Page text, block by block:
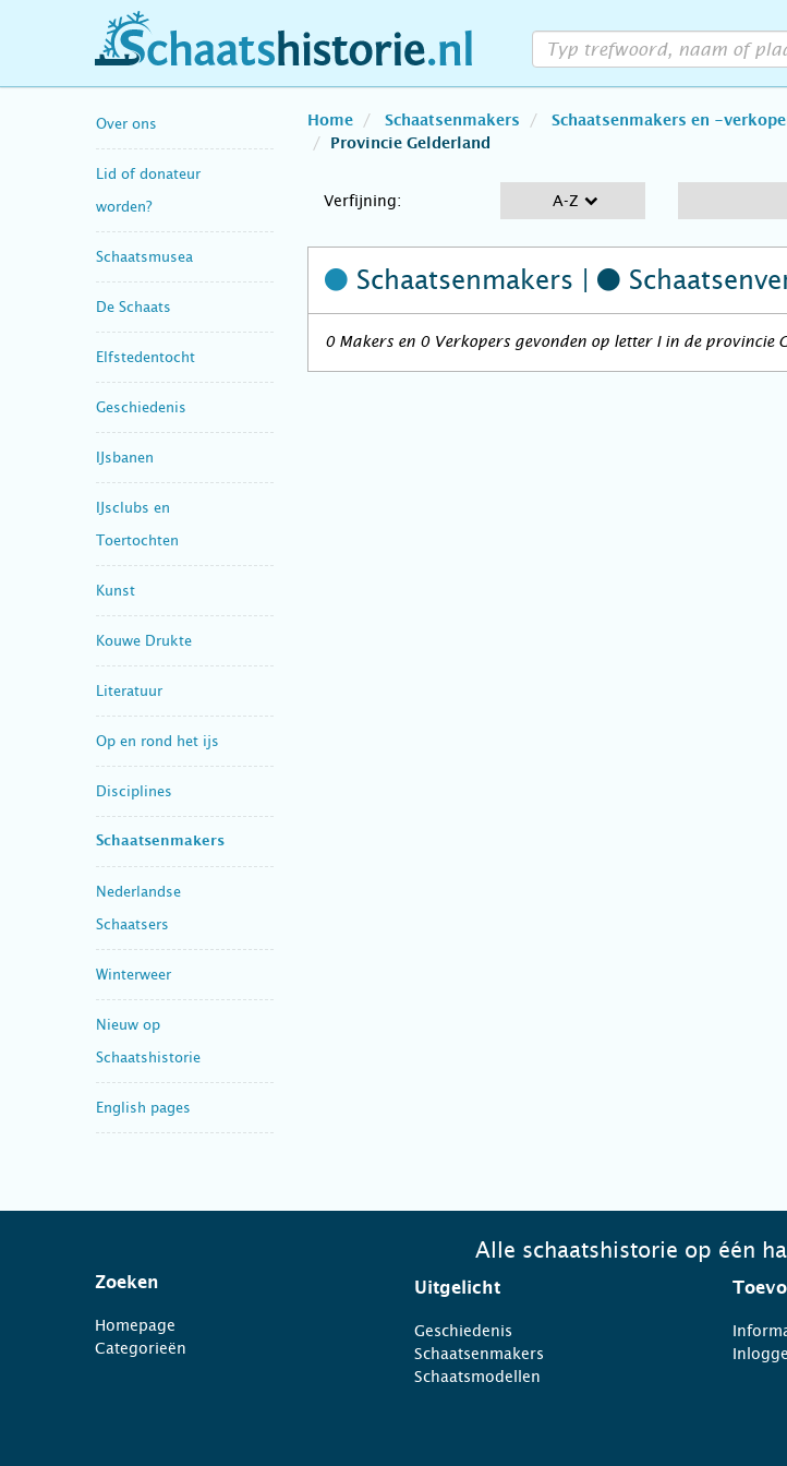
schaatshistorie.nl
Over ons
Lid of donateur
worden?
Schaatsmusea
De Schaats
Elfstedentocht
Geschiedenis
IJsbanen
IJsclubs en
Toertochten
Kunst
Kouwe Drukte
Literatuur
Op en rond het ijs
Disciplines
Schaatsenmakers
Nederlandse
Schaatsers
Winterweer
Nieuw op
Schaatshistorie
English pages
Home Schaatsenmakers Schaatsenmakers en -
Provincie Gelderland
Verfijning: A-Z
Schaatsenmakers |
0 Makers en 0 Verkopers gevonden op letter I in de provincie
Alle schaatshistorie op één
Zoeken
Homepage
Categorieën
Uitgelicht
Geschiedenis
Schaatsenmakers
Schaatsmodellen